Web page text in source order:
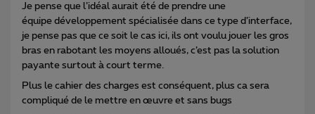
Je pense que l’idéal aurait été de prendre une
équipe développement spécialisée dans ce type d’interface,
je pense pas que ce soit le cas ici, ils ont voulu jouer les gros
bras en rabotant les moyens alloués, c’est pas la solution
payante surtout à court terme.
Plus le cahier des charges est conséquent, plus ca sera
compliqué de le mettre en œuvre et sans bugs